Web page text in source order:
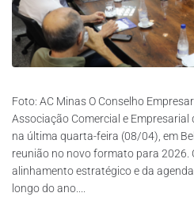
Foto: AC Minas O Conselho
Associação Comercial e Empresarial
na última quarta-feira (08/04), em
reunião no novo formato para 2026.
alinhamento estratégico e da
longo do ano....